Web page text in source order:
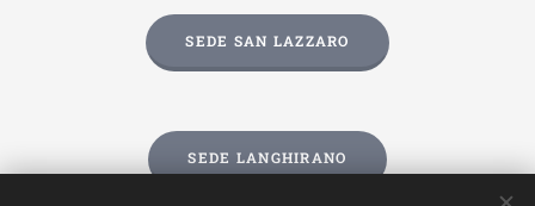
SEDE SAN LAZZARO
SEDE LANGHIRANO